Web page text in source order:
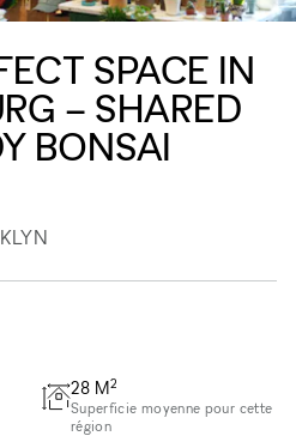
SPACE IN
– SHARED
BONSAI
28 M2
Superficie moyenne pour cette
région